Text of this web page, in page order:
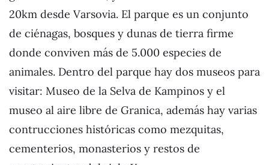
20km desde Varsovia. El parque es un conjunto
de ciénagas, bosques y dunas de tierra firme
donde conviven más de 5.000 especies de
animales. Dentro del parque hay dos museos para
visitar: Museo de la Selva de Kampinos y el
museo al aire libre de Granica, además hay varias
contrucciones históricas como mezquitas,
cementerios, monasterios y restos de